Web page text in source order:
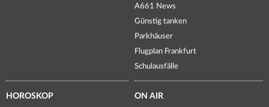
A661 News
Günstig tanken
Parkhäuser
Flugplan Frankfurt
Schulausfälle
HOROSKOP ON AIR